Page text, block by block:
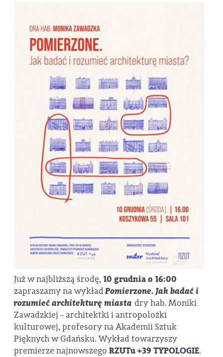
Już w najbliższą środę, 10 grudnia o 16:00
zapraszamy na wykładPomierzone. Jak badać i
rozumieć architekturę miasta dry hab. Moniki
Zawadzkiej - architektki i antropolożki
kulturowej, profesory na Akademii Sztuk
Pięknych w Gdańsku. Wykład towarzyszy
premierze najnowszego RZUTu +39 TYPOLOGIE.